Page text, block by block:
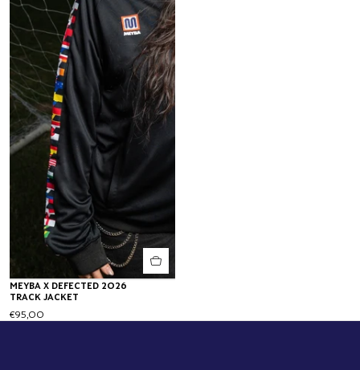
MEYBA X DEFECTED 2026
TRACK JACKET
€95,00